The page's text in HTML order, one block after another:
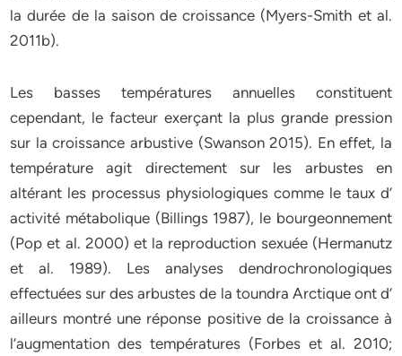
la durée de la saison de croissance (Myers-Smith et al.
2011b).
Les basses températures annuelles constituent
cependant, le facteur exerçant la plus grande pression
sur la croissance arbustive (Swanson 2015). En effet, la
température agit directement sur les arbustes en
altérant les processus physiologiques comme le taux d’
activité métabolique (Billings 1987), le bourgeonnement
(Pop et al. 2000) et la reproduction sexuée (Hermanutz
et al. 1989). Les analyses dendrochronologiques
effectuées sur des arbustes de la toundra Arctique ont d’
ailleurs montré une réponse positive de la croissance à
l’augmentation des températures (Forbes et al. 2010;